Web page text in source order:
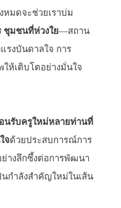
หมดจะช่วยเราบ่ม
ชุมชนที่ห่วงใย—สถาน
รงบันดาลใจ การ
ห้เติบโตอย่างมั่นใจ
นรับครูใหม่หลายท่านที่
จด้วยประสบการณ์การ
างลึกซึ้งต่อการพัฒนา
กำลังสำคัญใหม่ในเส้น